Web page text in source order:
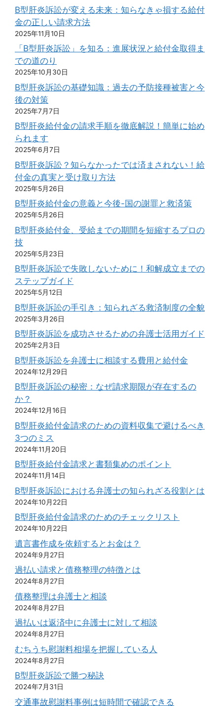
B型肝炎訴訟が変える未来：知らなきゃ損する給付
金の正しい請求方法
2025年11月10日
「B型肝炎訴訟」を知る：進展状況と給付金取得ま
での道のり
2025年10月30日
B型肝炎訴訟の基礎知識：過去の予防接種被害と今
後の対策
2025年7月7日
B型肝炎給付金の請求手順を徹底解説！簡単に始め
られます
2025年6月7日
B型肝炎訴訟？知らなかったでは済まされない！給
付金の真実と受け取り方法
2025年5月26日
B型肝炎給付金の意義と今後-国の謝罪と救済策
2025年5月26日
B型肝炎給付金、受給までの期間を短縮するプロの
技
2025年5月23日
B型肝炎訴訟で失敗しないために！和解成立までの
ステップガイド
2025年5月12日
B型肝炎訴訟の手引き：知られざる救済制度の全貌
2025年3月26日
B型肝炎訴訟を成功させるための弁護士活用ガイド
2025年2月3日
B型肝炎訴訟を弁護士に相談する費用と給付金
2024年12月29日
B型肝炎訴訟の秘密：なぜ請求期限が存在するの
か？
2024年12月16日
B型肝炎給付金請求のための資料収集で避けるべき
3つのミス
2024年11月20日
B型肝炎給付金請求と書類集めのポイント
2024年11月14日
B型肝炎訴訟における弁護士の知られざる役割とは
2024年10月22日
B型肝炎給付金請求のためのチェックリスト
2024年10月22日
遺言書作成を依頼するとお金は？
2024年9月27日
過払い請求と債務整理の特徴とは
2024年8月27日
債務整理は弁護士と相談
2024年8月27日
過払いは返済中に弁護士に対して相談
2024年8月27日
むちうち慰謝料相場を把握している人
2024年8月27日
B型肝炎訴訟で勝つ秘訣
2024年7月31日
交通事故慰謝料事例は短時間で確認できる